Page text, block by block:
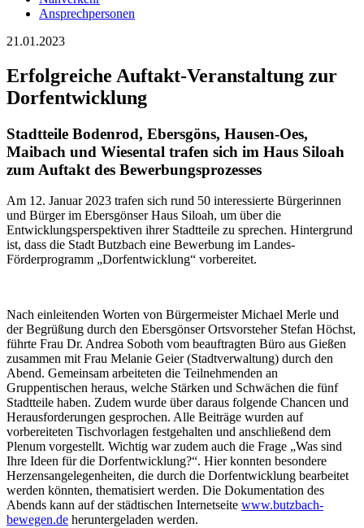
Ansprechpersonen
21.01.2023
Erfolgreiche Auftakt-Veranstaltung zur
Dorfentwicklung
Stadtteile Bodenrod, Ebersgöns, Hausen-Oes,
Maibach und Wiesental trafen sich im Haus Siloah
zum Auftakt des Bewerbungsprozesses
Am 12. Januar 2023 trafen sich rund 50 interessierte Bürgerinnen
und Bürger im Ebersgönser Haus Siloah, um über die
Entwicklungsperspektiven ihrer Stadtteile zu sprechen. Hintergrund
ist, dass die Stadt Butzbach eine Bewerbung im Landes-
Förderprogramm „Dorfentwicklung“ vorbereitet.
Nach einleitenden Worten von Bürgermeister Michael Merle und
der Begrüßung durch den Ebersgönser Ortsvorsteher Stefan Höchst,
führte Frau Dr. Andrea Soboth vom beauftragten Büro aus Gießen
zusammen mit Frau Melanie Geier (Stadtverwaltung) durch den
Abend. Gemeinsam arbeiteten die Teilnehmenden an
Gruppentischen heraus, welche Stärken und Schwächen die fünf
Stadtteile haben. Zudem wurde über daraus folgende Chancen und
Herausforderungen gesprochen. Alle Beiträge wurden auf
vorbereiteten Tischvorlagen festgehalten und anschließend dem
Plenum vorgestellt. Wichtig war zudem auch die Frage „Was sind
Ihre Ideen für die Dorfentwicklung?“. Hier konnten besondere
Herzensangelegenheiten, die durch die Dorfentwicklung bearbeitet
werden könnten, thematisiert werden. Die Dokumentation des
Abends kann auf der städtischen Internetseite www.butzbach-
bewegen.de heruntergeladen werden.